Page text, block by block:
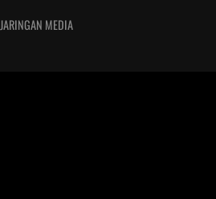
JARINGAN MEDIA